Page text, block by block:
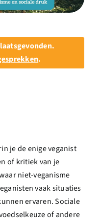
.
je de enige veganist
of kritiek van je
niet-veganisme
vaak situaties
ervaren. Sociale
of andere